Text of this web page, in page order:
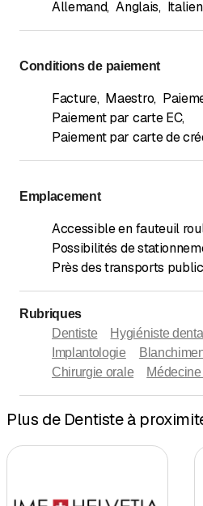
Allemand, Anglais, Italien
Conditions de paiement
Facture, Maestro,
Paiement par carte EC,
Paiement par carte de
Emplacement
Accessible en fauteuil
Possibilités de
Près des transports
Rubriques
Dentiste
Hygiéniste
Implantologie
Chirurgie orale
Plus de Dentiste à